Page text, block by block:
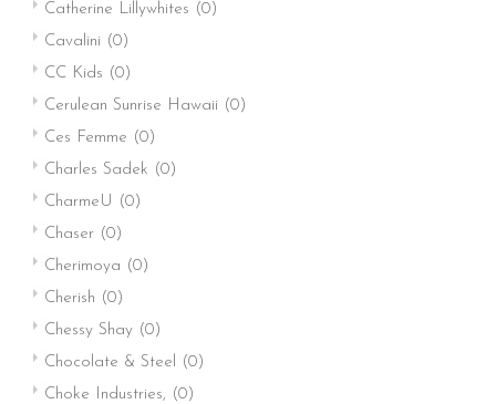
Catherine Lillywhites (0)
Cavalini (0)
CC Kids (0)
Cerulean Sunrise Hawaii (0)
Ces Femme (0)
Charles Sadek (0)
CharmeU (0)
Chaser (0)
Cherimoya (0)
Cherish (0)
Chessy Shay (0)
Chocolate & Steel (0)
Choke Industries, (0)